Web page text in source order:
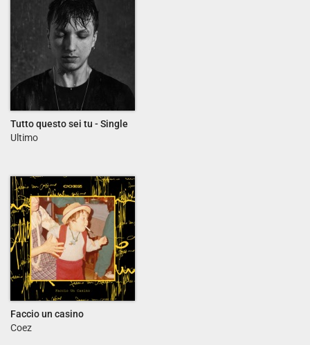
Tutto questo sei tu - Single
Ultimo
Faccio un casino
Coez